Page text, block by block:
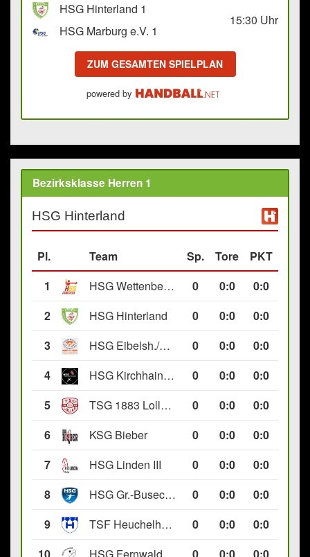
HSG Hinterland 1
HSG Marburg e.V. 1
15:30 Uhr
ZUM GESAMTEN SPIELPLAN
powered by
Bezirksklasse Herren 1
HSG Hinterland
Pl. Team Sp. Tore
PKT
1
HSG Wettenberg III 0 0:0
0:0
2
HSG Hinterland 0 0:0
0:0
3
HSG Eibelsh./Ewersb. II 0 0:0
0:0
4
HSG Kirchhain/Neustadt II 0 0:0
0:0
5
TSG 1883 Lollar II 0 0:0
0:0
6
KSG Bieber 0 0:0
0:0
7
HSG Linden III 0 0:0
0:0
8
HSG Gr.-Buseck/Beuern II 0 0:0
0:0
9
TSF Heuchelheim II 0 0:0
0:0